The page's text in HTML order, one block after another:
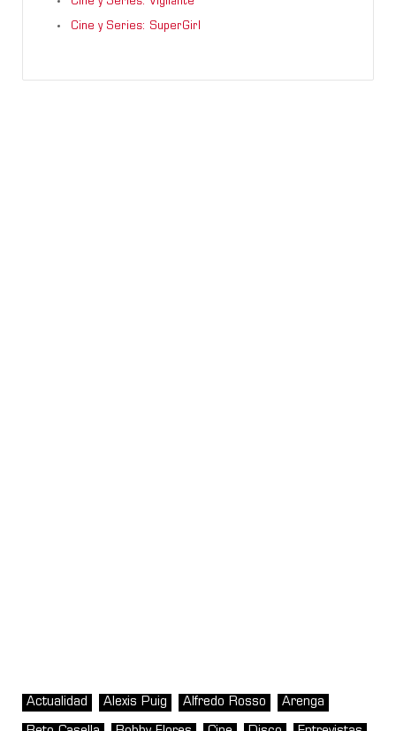
Cine y Series: SuperGirl
Actualidad Alexis Puig Alfredo Rosso Arenga